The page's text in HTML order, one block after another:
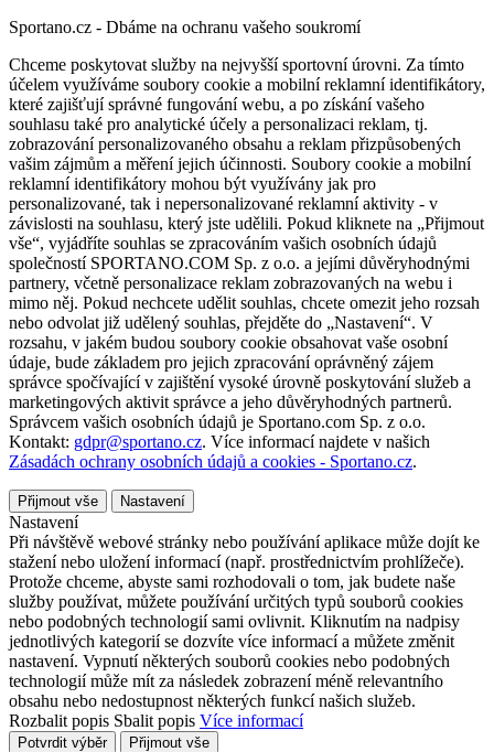
Sportano.cz - Dbáme na ochranu vašeho soukromí
Chceme poskytovat služby na nejvyšší sportovní úrovni. Za tímto
účelem využíváme soubory cookie a mobilní reklamní identifikátory,
které zajišťují správné fungování webu, a po získání vašeho
souhlasu také pro analytické účely a personalizaci reklam, tj.
zobrazování personalizovaného obsahu a reklam přizpůsobených
vašim zájmům a měření jejich účinnosti. Soubory cookie a mobilní
reklamní identifikátory mohou být využívány jak pro
personalizované, tak i nepersonalizované reklamní aktivity - v
závislosti na souhlasu, který jste udělili. Pokud kliknete na „Přijmout
vše“, vyjádříte souhlas se zpracováním vašich osobních údajů
společností SPORTANO.COM Sp. z o.o. a jejími důvěryhodnými
partnery, včetně personalizace reklam zobrazovaných na webu i
mimo něj. Pokud nechcete udělit souhlas, chcete omezit jeho rozsah
nebo odvolat již udělený souhlas, přejděte do „Nastavení“. V
rozsahu, v jakém budou soubory cookie obsahovat vaše osobní
údaje, bude základem pro jejich zpracování oprávněný zájem
správce spočívající v zajištění vysoké úrovně poskytování služeb a
marketingových aktivit správce a jeho důvěryhodných partnerů.
Správcem vašich osobních údajů je Sportano.com Sp. z o.o.
Kontakt: gdpr@sportano.cz. Více informací najdete v našich
Zásadách ochrany osobních údajů a cookies - Sportano.cz.
Přijmout vše Nastavení
Nastavení
Při návštěvě webové stránky nebo používání aplikace může dojít ke
stažení nebo uložení informací (např. prostřednictvím prohlížeče).
Protože chceme, abyste sami rozhodovali o tom, jak budete naše
služby používat, můžete používání určitých typů souborů cookies
nebo podobných technologií sami ovlivnit. Kliknutím na nadpisy
jednotlivých kategorií se dozvíte více informací a můžete změnit
nastavení. Vypnutí některých souborů cookies nebo podobných
technologií může mít za následek zobrazení méně relevantního
obsahu nebo nedostupnost některých funkcí našich služeb.
Rozbalit popis Sbalit popis Více informací
Potvrdit výběr
Přijmout vše